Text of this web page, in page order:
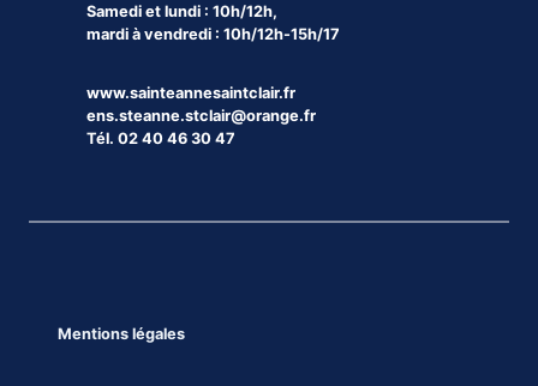
Samedi et lundi : 10h/12h,
mardi à vendredi : 10h/12h-15h/17
www.sainteannesaintclair.fr
ens.steanne.stclair@orange.fr
Tél. 02 40 46 30 47
Mentions légales